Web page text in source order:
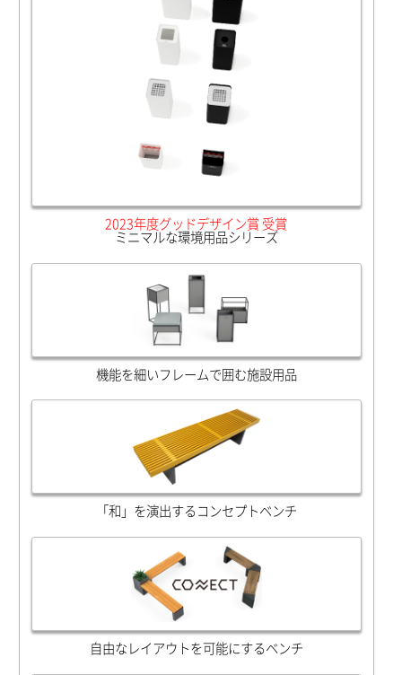
2023年度グッドデザイン賞 受賞
ミニマルな環境用品シリーズ
機能を細いフレームで囲む施設用品
「和」を演出するコンセプトベンチ
自由なレイアウトを可能にするベンチ